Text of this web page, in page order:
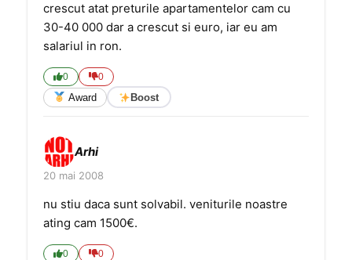
crescut atat preturile apartamentelor cam cu
30-40 000 dar a crescut si euro, iar eu am
salariul in ron.
0 0
Award Boost
Arhi
20 mai 2008
nu stiu daca sunt solvabil. veniturile noastre
ating cam 1500€.
0 0